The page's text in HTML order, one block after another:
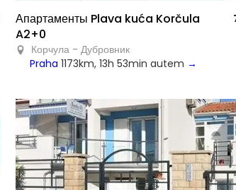
Апартаменты Plava kuća Korčula
A2+0
Корчула - Дубровник
Praha 1173km, 13h 53min autem →